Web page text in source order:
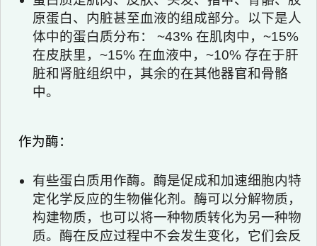
原蛋白、内脏甚至血液的组成部分。以下是人
体中的蛋白质分布： ~43% 在肌肉中，~15%
在皮肤里，~15% 在血液中，~10% 存在于肝
脏和肾脏组织中，其余的在其他器官和骨骼
中。
作为酶：
有些蛋白质用作酶。酶是促成和加速细胞内特
定化学反应的生物催化剂。酶可以分解物质，
构建物质，也可以将一种物质转化为另一种物
质。酶在反应过程中不会发生变化，它们会反